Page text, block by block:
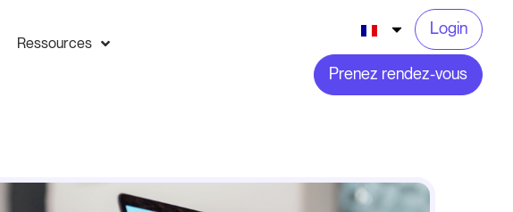
Ressources
Login
Prenez rendez-vous